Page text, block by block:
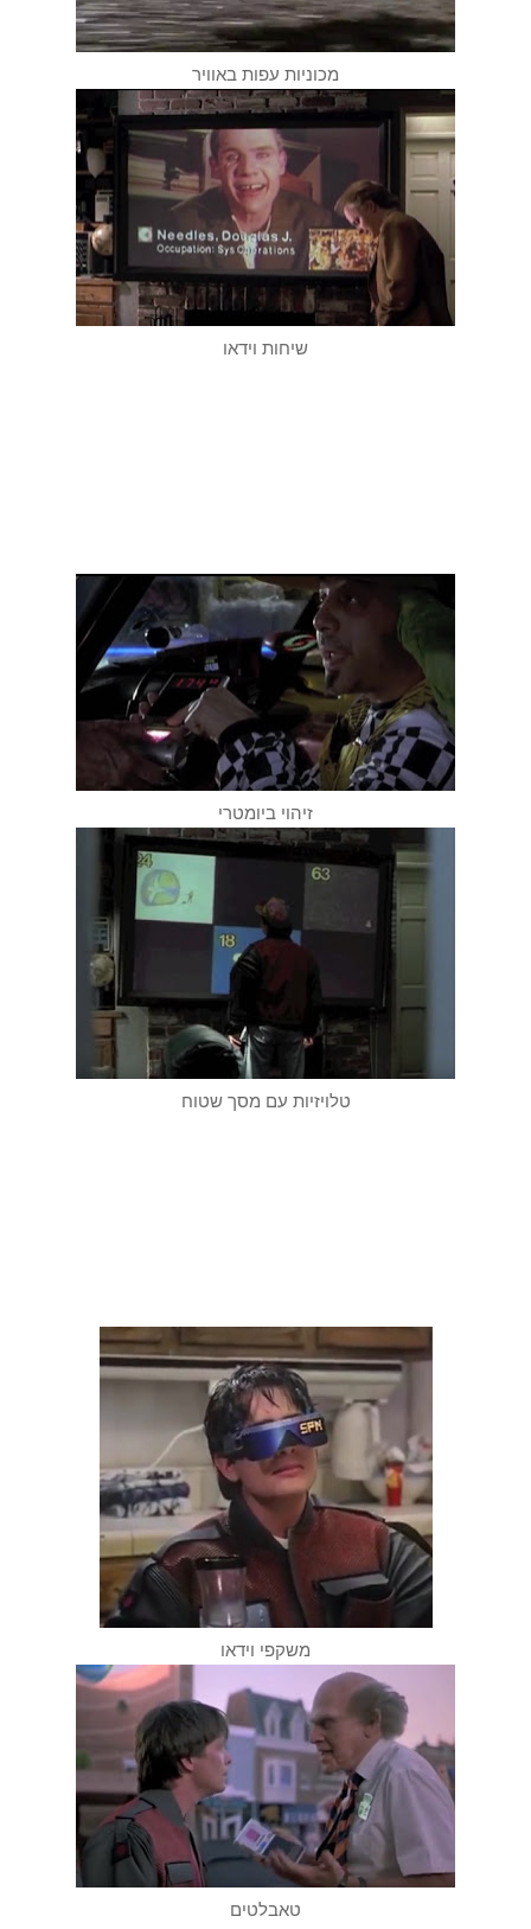
מכוניות עפות באוויר
שיחות וידאו
זיהוי ביומטרי
טלויזיות עם מסך שטוח
משקפי וידאו
טאבלטים